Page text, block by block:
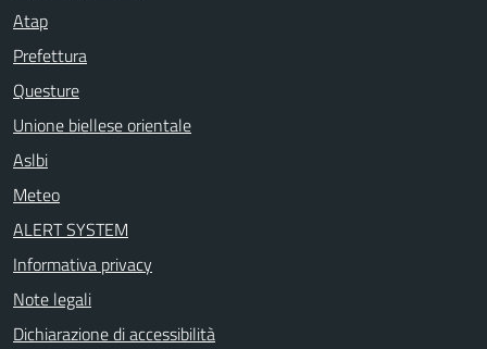
Atap
Prefettura
Questure
Unione biellese orientale
Aslbi
Meteo
ALERT SYSTEM
Informativa privacy
Note legali
Dichiarazione di accessibilità